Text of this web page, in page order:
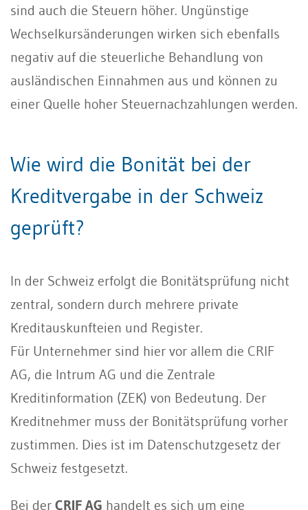
sind auch die Steuern höher. Ungünstige
Wechselkursänderungen wirken sich ebenfalls
negativ auf die steuerliche Behandlung von
ausländischen Einnahmen aus und können zu
einer Quelle hoher Steuernachzahlungen werden.
Wie wird die Bonität bei der
Kreditvergabe in der Schweiz
geprüft?
In der Schweiz erfolgt die Bonitätsprüfung nicht
zentral, sondern durch mehrere private
Kreditauskunfteien und Register.
Für Unternehmer sind hier vor allem die CRIF
AG, die Intrum AG und die Zentrale
Kreditinformation (ZEK) von Bedeutung. Der
Kreditnehmer muss der Bonitätsprüfung vorher
zustimmen. Dies ist im Datenschutzgesetz der
Schweiz festgesetzt.
Bei der CRIF AG handelt es sich um eine